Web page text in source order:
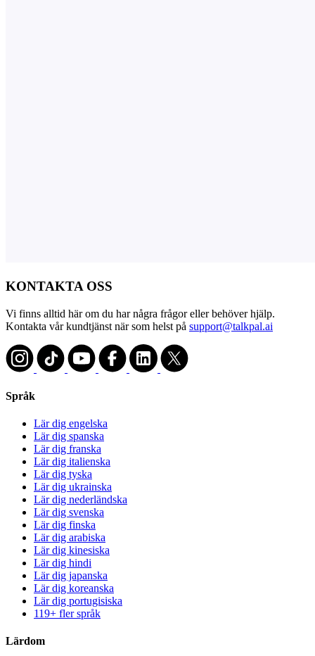
KONTAKTA OSS
Vi finns alltid här om du har några frågor eller behöver hjälp.
Kontakta vår kundtjänst när som helst på support@talkpal.ai
Språk
Lär dig engelska
Lär dig spanska
Lär dig franska
Lär dig italienska
Lär dig tyska
Lär dig ukrainska
Lär dig nederländska
Lär dig svenska
Lär dig finska
Lär dig arabiska
Lär dig kinesiska
Lär dig hindi
Lär dig japanska
Lär dig koreanska
Lär dig portugisiska
119+ fler språk
Lärdom